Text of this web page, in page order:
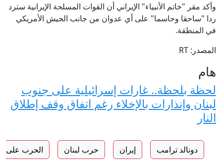
وأكد مقر "خاتم الأنبياء" الإيراني أن القوات المسلحة الإيرانية سترد
ردا "ساحقا وحاسما" على أي عدوان من جانب الجيش الأمريكي
في المنطقة.
المصدر: RT
هام
لحظة بلحظة.. غارات إسرائيلية على جنوب
لبنان وإنذارات بالإخلاء رغم اتفاق وقف إطلاق
النار
دونالد ترامب إيران حرب لبنان الحرب على